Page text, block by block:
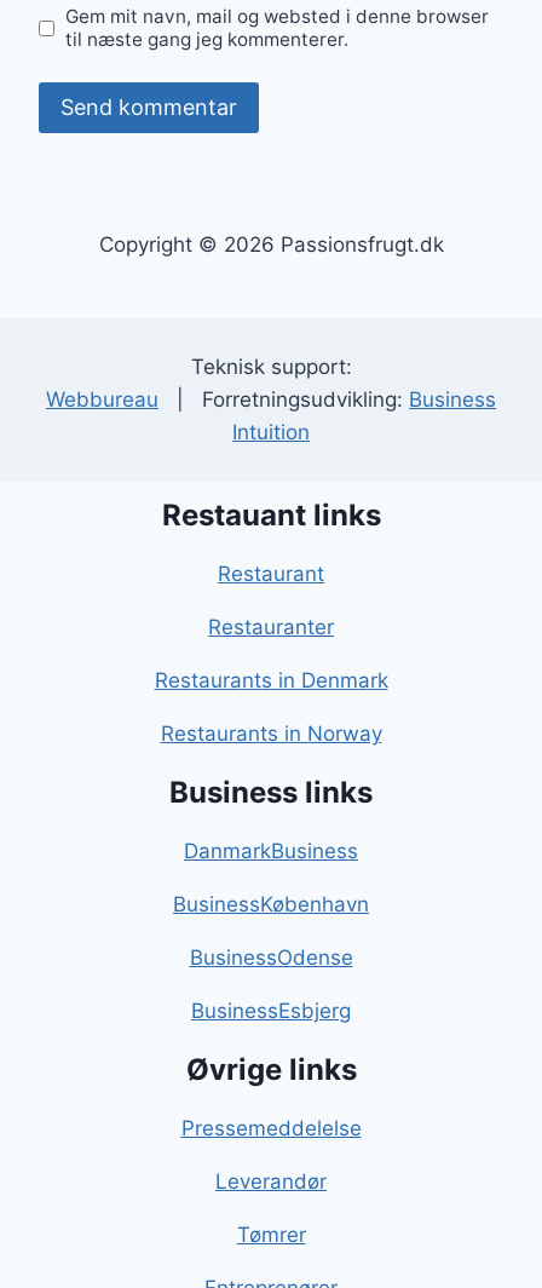
Gem mit navn, mail og websted i denne browser
til næste gang jeg kommenterer.
Copyright © 2026 Passionsfrugt.dk
Teknisk support:
Webbureau | Forretningsudvikling: Business
Intuition
Restauant links
Restaurant
Restauranter
Restaurants in Denmark
Restaurants in Norway
Business links
DanmarkBusiness
BusinessKøbenhavn
BusinessOdense
BusinessEsbjerg
Øvrige links
Pressemeddelelse
Leverandør
Tømrer